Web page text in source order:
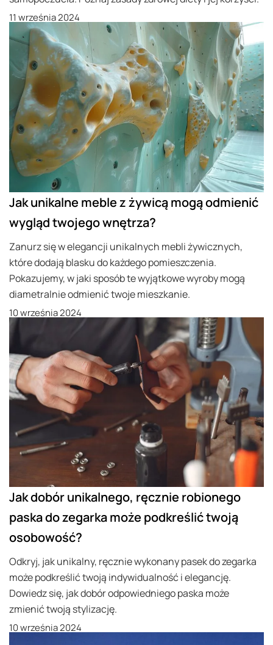
11 września 2024
Jak unikalne meble z żywicą mogą odmienić
wygląd twojego wnętrza?
Zanurz się w elegancji unikalnych mebli żywicznych,
które dodają blasku do każdego pomieszczenia.
Pokazujemy, w jaki sposób te wyjątkowe wyroby mogą
diametralnie odmienić twoje mieszkanie.
10 września 2024
Jak dobór unikalnego, ręcznie robionego
paska do zegarka może podkreślić twoją
osobowość?
Odkryj, jak unikalny, ręcznie wykonany pasek do zegarka
może podkreślić twoją indywidualność i elegancję.
Dowiedz się, jak dobór odpowiedniego paska może
zmienić twoją stylizację.
10 września 2024